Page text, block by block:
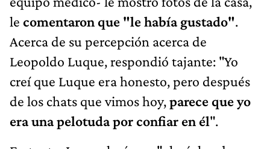
le comentaron que "le había gustado".
Acerca de su percepción acerca de
Leopoldo Luque, respondió tajante: "Yo
creí que Luque era honesto, pero después
de los chats que vimos hoy,parece que yo
era una pelotuda por confiar en él".